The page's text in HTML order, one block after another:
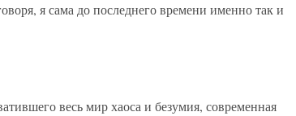
я сама до последнего времени именно так и
весь мир хаоса и безумия, современная